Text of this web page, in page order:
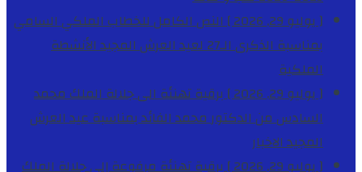
[ يوليو 29, 2026 ]
النص الكامل للخطاب الملكي السامي
بمناسبة الذكرى الـ27 لعيد العرش المجيد
الأنشطة
الملكية
[ يوليو 29, 2026 ]
برقية تهنئة الى جلالة الملك محمد
السادس من الدكتور محمد الفائد بمناسبة عيد العرش
المجيدالاخبار
[ يوليو 29, 2026 ]
برقية تهنئة مرفوعة إلى جلالة الملك